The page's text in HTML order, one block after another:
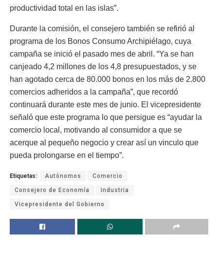
productividad total en las islas”.
Durante la comisión, el consejero también se refirió al
programa de los Bonos Consumo Archipiélago, cuya
campaña se inició el pasado mes de abril. “Ya se han
canjeado 4,2 millones de los 4,8 presupuestados, y se
han agotado cerca de 80.000 bonos en los más de 2.800
comercios adheridos a la campaña”, que recordó
continuará durante este mes de junio. El vicepresidente
señaló que este programa lo que persigue es “ayudar la
comercio local, motivando al consumidor a que se
acerque al pequeño negocio y crear así un vinculo que
pueda prolongarse en el tiempo”.
Etiquetas: Autónomos Comercio
Consejero de Economía Industria
Vicepresidente del Gobierno